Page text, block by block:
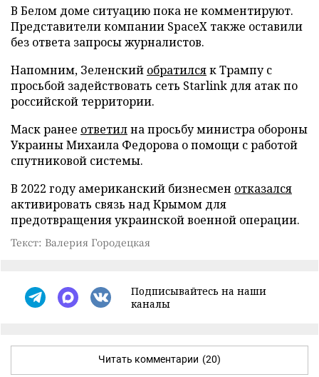
В Белом доме ситуацию пока не комментируют.
Представители компании SpaceX также оставили
без ответа запросы журналистов.
Напомним, Зеленский обратилсяк Трампу с
просьбой задействовать сеть Starlink для атак по
российской территории.
Маск ранее ответилна просьбу министра обороны
Украины Михаила Федорова о помощи с работой
спутниковой системы.
В 2022 году американский бизнесмен отказался
активировать связь над Крымом для
предотвращения украинской военной операции.
Текст: Валерия Городецкая
Подписывайтесь на наши
каналы
Читать комментарии (20)